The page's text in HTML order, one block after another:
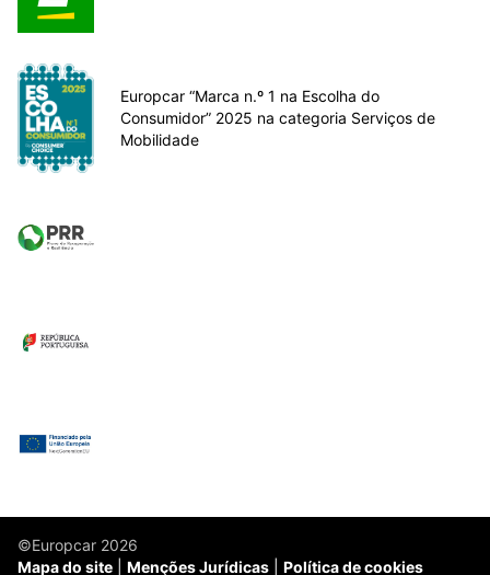
Europcar “Marca n.º 1 na Escolha do
Consumidor” 2025 na categoria Serviços de
Mobilidade
©Europcar 2026
Mapa do site
Menções Jurídicas Política de cookies